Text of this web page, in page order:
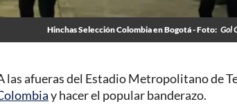
Hinchas Selección Colombia en Bogotá - Foto: Gol
afueras del Estadio Metropolitano de
y hacer el popular banderazo.